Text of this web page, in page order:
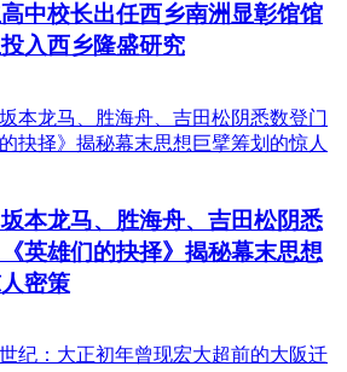
中校长出任西乡南洲显彰馆馆
入西乡隆盛研究
坂本龙马、胜海舟、吉田松阴悉
英雄们的抉择》揭秘幕末思想
密策